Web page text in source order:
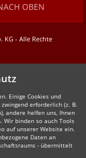
OBEN
KG - Alle Rechte
Einige Cookies und
erforderlich (z. B.
andere helfen uns, Ihnen
binden so auch Tools
auf unserer Website ein.
Daten an
- übermittelt